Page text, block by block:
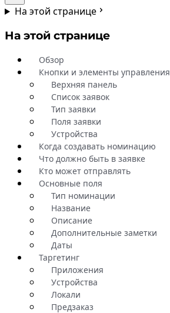
На этой странице
На этой странице
Обзор
Кнопки и элементы управления
Верхняя панель
Список заявок
Тип заявки
Поля заявки
Устройства
Когда создавать номинацию
Что должно быть в заявке
Кто может отправлять
Основные поля
Тип номинации
Название
Описание
Дополнительные заметки
Даты
Таргетинг
Приложения
Устройства
Локали
Предзаказ